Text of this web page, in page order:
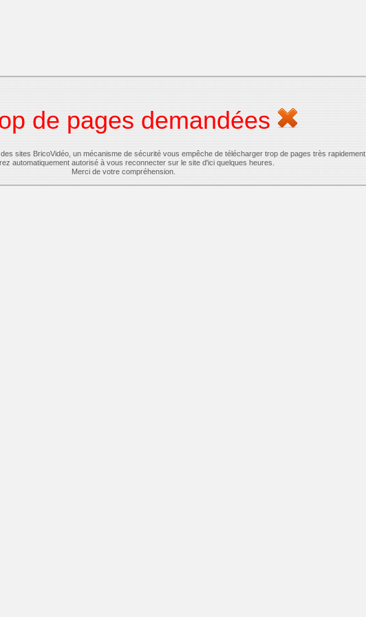
de pages demandées
sites BricoVidéo, un mécanisme de sécurité vous empêche de télécharger trop de pages très rapidement
automatiquement autorisé à vous reconnecter sur le site d'ici quelques heures.
Merci de votre compréhension.